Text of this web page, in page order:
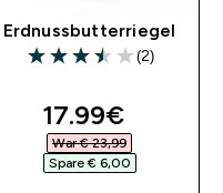
Erdnussbutterriegel
3.5 out of 5 stars
(2)
discounted
17.99€‎
War € 23,99‎
Spare € 6,00‎